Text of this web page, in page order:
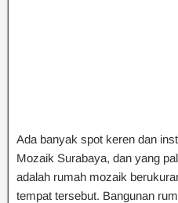
Ada banyak spot keren dan
Mozaik Surabaya, dan yang
adalah rumah mozaik
tempat tersebut. Bangunan